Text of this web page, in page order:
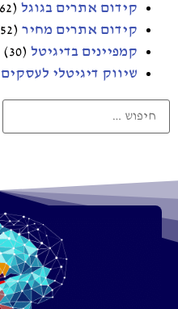
קידום אתרים בגוגל (62)
קידום אתרים מחיר (52)
קמפיינים בדיגיטל (30)
שיווק דיגיטלי לעסקים B2B